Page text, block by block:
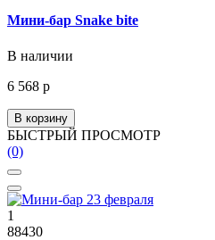
Мини-бар Snake bite
В наличии
6 568 р
В корзину
БЫСТРЫЙ ПРОСМОТР
(0)
1
88430